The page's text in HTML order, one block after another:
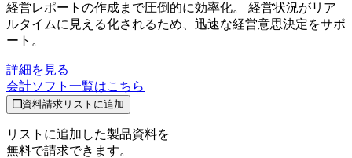
経営レポートの作成まで圧倒的に効率化。 経営状況がリア
ルタイムに見える化されるため、迅速な経営意思決定をサポ
ート。
詳細を見る
会計ソフト 一覧はこちら
資料請求リストに追加
リストに追加した製品資料を
無料で請求できます。